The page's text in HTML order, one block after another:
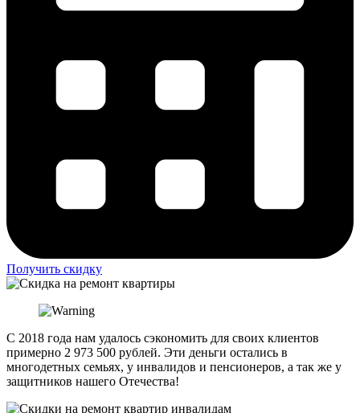
Получить скидку
С 2018 года нам удалось сэкономить для своих клиентов
примерно 2 973 500 рублей. Эти деньги остались в
многодетных семьях, у инвалидов и пенсионеров, а так же у
защитников нашего Отечества!